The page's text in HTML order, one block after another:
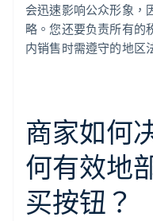
会迅速影响公众形象，
略。您还要负责所有的
内销售时需遵守的地区
商家如何
何有效地
买按钮？